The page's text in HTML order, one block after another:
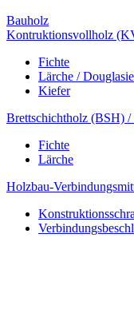
Bauholz
Kontruktionsvollholz
Fichte
Lärche / Douglasie
Kiefer
Brettschichtholz (BSH)
Fichte
Lärche
Holzbau-